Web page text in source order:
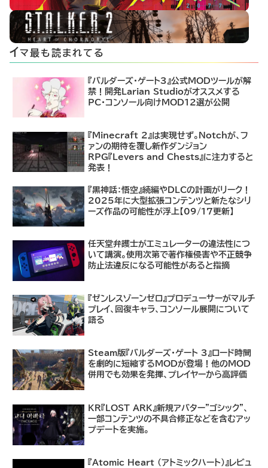
イマ最も読まれてる
『バルダーズ・ゲート3』公式MODツールが解
禁！開発Larian Studioがオススメする
PC・コンソール向けMOD12選が公開
『Minecraft 2』は実現せず。Notchが、フ
ァンの期待を覆し新作ダンジョン
RPG『Levers and Chests』に注力すると
発表！
『黒神話：悟空』続編やDLCの計画がリーク！
2025年に大型拡張コンテンツと新たなシリ
ーズ作品の可能性が浮上【09/17更新】
任天堂弁護士がエミュレーターの違法性につ
いて講演。使用次第で著作権侵害や不正競争
防止法違反になる可能性があると指摘
『ゼンレスゾーンゼロ』プロデューサーがマルチ
プレイ、回復キャラ、コンソール展開について
語る
Steam版『バルダーズ・ゲート 3』ロード時間
を劇的に短縮するMODが登場！他のMOD
併用でも効果を発揮、プレイヤーから高評価
KR『LOST ARK』新規アバター"ゴシック"、
一部コンテンツの不具合修正などを含むアッ
プデートを実施。
『Atomic Heart (アトミックハート)』レビュ